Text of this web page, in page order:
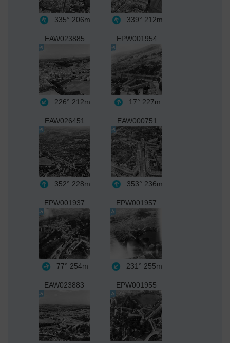
335° 206m 339° 212m
EAW023885
226° 212m
EPW001954
17° 227m
EAW026451
352° 228m
EAW000751
353° 236m
EPW001937
77° 254m
EPW001957
231° 255m
EAW023883 EPW001955